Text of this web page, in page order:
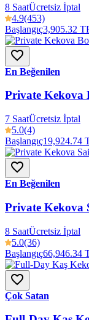
8 SaatÜcretsiz İptal
4.9(453)
Başlangıç3,905.32
En Beğenilen
Private Kekova
7 SaatÜcretsiz İptal
5.0(4)
Başlangıç19,924.74
En Beğenilen
Private Kekova
8 SaatÜcretsiz İptal
5.0(36)
Başlangıç66,946.34
Çok Satan